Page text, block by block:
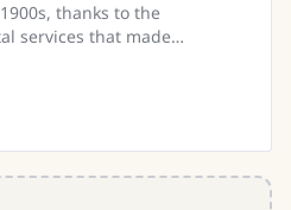
thanks to the
services that made
easier and quicker, there